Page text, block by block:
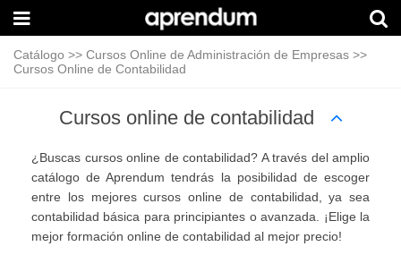
Catálogo >> Cursos Online de Administración de Empresas >>
Cursos Online de Contabilidad
Cursos online de contabilidad
¿Buscas cursos online de contabilidad? A través del amplio
catálogo de Aprendum tendrás la posibilidad de escoger
entre los mejores cursos online de contabilidad, ya sea
contabilidad básica para principiantes o avanzada. ¡Elige la
mejor formación online de contabilidad al mejor precio!